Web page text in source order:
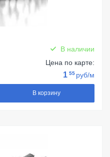
В наличии
Цена по карте:
1 55 руб/м
В корзину